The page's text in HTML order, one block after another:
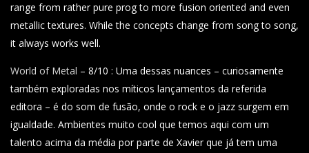
range from rather pure prog to more fusion oriented and even
metallic textures. While the concepts change from song to song,
it always works well.
World of Metal – 8/10 : Uma dessas nuances – curiosamente
também exploradas nos míticos lançamentos da referida
editora – é do som de fusão, onde o rock e o jazz surgem em
igualdade. Ambientes muito cool que temos aqui com um
talento acima da média por parte de Xavier que já tem uma